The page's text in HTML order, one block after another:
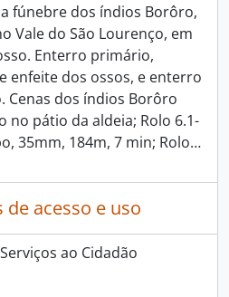
fúnebre dos índios Borôro,
Vale do São Lourenço, em
Enterro primário,
enfeite dos ossos, e enterro
Cenas dos índios Borôro
no pátio da aldeia; Rolo 6.1-
35mm, 184m, 7 min; Rolo…
acesso e uso
ao Cidadão